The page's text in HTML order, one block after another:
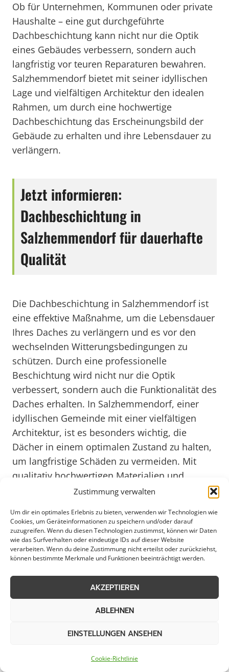
Zustimmung verwalten
Um dir ein optimales Erlebnis zu bieten, verwenden wir Technologien wie
Cookies, um Geräteinformationen zu speichern und/oder darauf
zuzugreifen. Wenn du diesen Technologien zustimmst, können wir Daten
wie das Surfverhalten oder eindeutige IDs auf dieser Website
verarbeiten. Wenn du deine Zustimmung nicht erteilst oder zurückziehst,
können bestimmte Merkmale und Funktionen beeinträchtigt werden.
AKZEPTIEREN
ABLEHNEN
EINSTELLUNGEN ANSEHEN
Cookie-Richtlinie
Ob für Unternehmen, Kommunen oder private
Haushalte – eine gut durchgeführte
Dachbeschichtung kann nicht nur die Optik
eines Gebäudes verbessern, sondern auch
langfristig vor teuren Reparaturen bewahren.
Salzhemmendorf bietet mit seiner idyllischen
Lage und vielfältigen Architektur den idealen
Rahmen, um durch eine hochwertige
Dachbeschichtung das Erscheinungsbild der
Gebäude zu erhalten und ihre Lebensdauer zu
verlängern.
Jetzt informieren:
Dachbeschichtung in
Salzhemmendorf für dauerhafte
Qualität
Die Dachbeschichtung in Salzhemmendorf ist
eine effektive Maßnahme, um die Lebensdauer
Ihres Daches zu verlängern und es vor den
wechselnden Witterungsbedingungen zu
schützen. Durch eine professionelle
Beschichtung wird nicht nur die Optik
verbessert, sondern auch die Funktionalität des
Daches erhalten. In Salzhemmendorf, einer
idyllischen Gemeinde mit einer vielfältigen
Architektur, ist es besonders wichtig, die
Dächer in einem optimalen Zustand zu halten,
um langfristige Schäden zu vermeiden. Mit
qualitativ hochwertigen Materialien und
Fachkenntnissen sorgen Experten dafür, dass
gleichzeitig ästhetisch ansprechend bleibt.
Die Dachbeschichtung in Salzhemmendorf
bietet nicht nur Schutz vor Regen, Schnee und
UV-Strahlung, sondern kann auch dazu
beitragen, Energiekosten zu senken und den
Wert Ihrer Immobilie zu steigern. Indem Sie in
investieren, investieren Sie auch in die Zukunft
Inspektion und gegebenenfalls einer